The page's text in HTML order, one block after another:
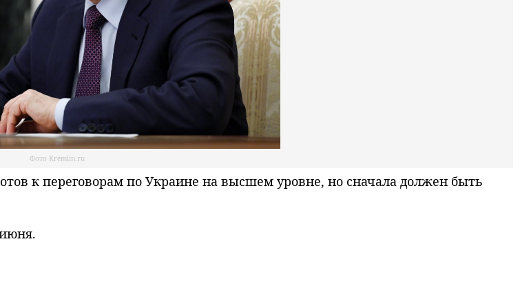
Фото Kremlin.ru
к переговорам по Украине на высшем уровне, но сначала должен быть